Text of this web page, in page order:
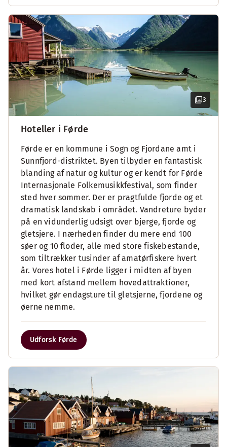
3
Hoteller i Førde
Førde er en kommune i Sogn og Fjordane amt i
Sunnfjord-distriktet. Byen tilbyder en fantastisk
blanding af natur og kultur og er kendt for Førde
Internasjonale Folkemusikkfestival, som finder
sted hver sommer. Der er pragtfulde fjorde og et
dramatisk landskab i området. Vandreture byder
på en vidunderlig udsigt over bjerge, fjorde og
gletsjere. I nærheden finder du mere end 100
søer og 10 floder, alle med store fiskebestande,
som tiltrækker tusinder af amatørfiskere hvert
år. Vores hotel i Førde ligger i midten af byen
med kort afstand mellem hovedattraktioner,
hvilket gør endagsture til gletsjerne, fjordene og
øerne nemme.
Udforsk Førde